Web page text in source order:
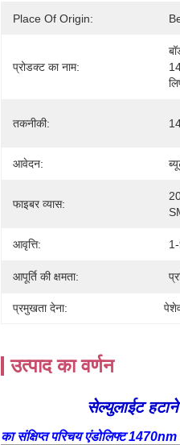
Place Of Origin:
प्रोडक्ट का नाम:
तकनीकी:
आवेदन:
फाइबर व्यास:
आवृत्ति:
आपूर्ति की क्षमता:
प्रमुखता देना:
उत्पाद का वर्णन
सेल्युलाईट
का संक्षिप्त परिचयएंडोलिफ्ट